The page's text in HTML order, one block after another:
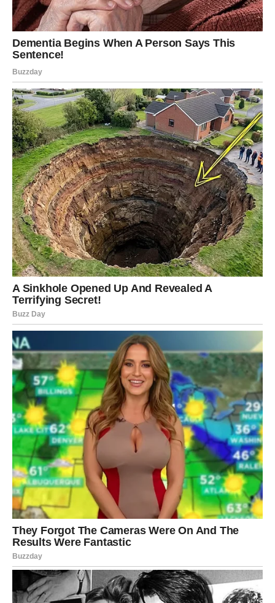
Ovo bi mogao biti početak veoma ozbiljne i strastvene
veze.
Neko vas osvaja iskrenošću
Prvi put poslije dugo vremena osjećate da vas neko vidi
srcem, a ne samo spolja.
DJEVICA
Djevice konačno prestaju analizirati svaki detalj i otvaraju
srce osobi koja dolazi sa iskrenim namjerama.
Pred vama je poznanstvo koje donosi osjećaj sigurnosti i
unutrašnjeg mira.
Ljubav dolazi kada prestanete sumnjati
Neke emocije jednostavno treba pustiti da se dogode.
VAGA
Zvijezde vam donose osobu kakvu ste dugo zamišljali.
Nježnost, pažnja i osjećaj da ste nekome zaista važni
sada ulaze u vaš život.
Slobodne Vage mogle bi veoma brzo ući u ozbiljnu vezu.